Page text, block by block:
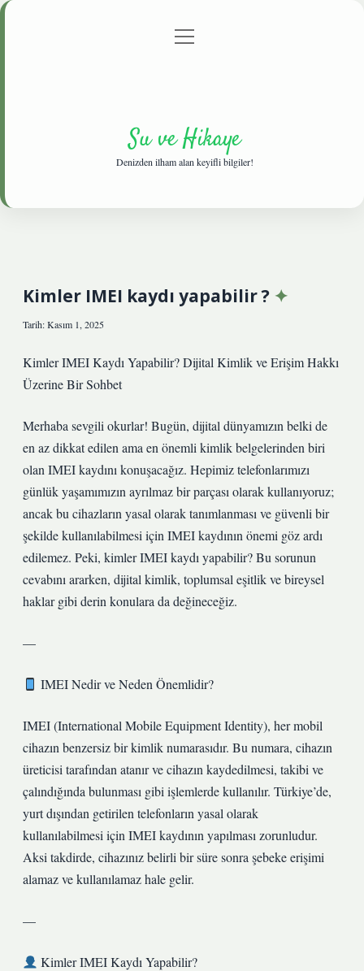
Gizlilik Politikası
menüyü
Su ve Hikaye
Denizden ilham alan keyifli bilgiler!
Kimler IMEI kaydı yapabilir ?
Tarih: Kasım 1, 2025
Kimler IMEI Kaydı Yapabilir? Dijital Kimlik ve Erişim Hakkı
Üzerine Bir Sohbet
Merhaba sevgili okurlar! Bugün, dijital dünyamızın belki de
en az dikkat edilen ama en önemli kimlik belgelerinden biri
olan IMEI kaydını konuşacağız. Hepimiz telefonlarımızı
günlük yaşamımızın ayrılmaz bir parçası olarak kullanıyoruz;
ancak bu cihazların yasal olarak tanımlanması ve güvenli bir
şekilde kullanılabilmesi için IMEI kaydının önemi göz ardı
edilemez. Peki, kimler IMEI kaydı yapabilir? Bu sorunun
cevabını ararken, dijital kimlik, toplumsal eşitlik ve bireysel
haklar gibi derin konulara da değineceğiz.
—
IMEI Nedir ve Neden Önemlidir?
IMEI (International Mobile Equipment Identity), her mobil
cihazın benzersiz bir kimlik numarasıdır. Bu numara, cihazın
üreticisi tarafından atanır ve cihazın kaydedilmesi, takibi ve
çalındığında bulunması gibi işlemlerde kullanılır. Türkiye’de,
yurt dışından getirilen telefonların yasal olarak
kullanılabilmesi için IMEI kaydının yapılması zorunludur.
Aksi takdirde, cihazınız belirli bir süre sonra şebeke erişimi
alamaz ve kullanılamaz hale gelir.
—
Kimler IMEI Kaydı Yapabilir?